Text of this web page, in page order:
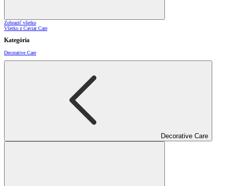
Zobraziť všetko
Všetko z Caviar Care
Kategória
Decorative Care
Decorative Care